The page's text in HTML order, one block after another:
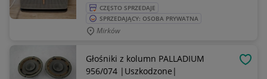
CZĘSTO SPRZEDAJE
SPRZEDAJĄCY: OSOBA PRYWATNA
Mirków
Głośniki z kolumn PALLADIUM
956/074 |Uszkodzone|